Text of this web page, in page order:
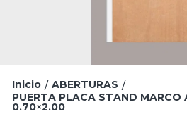
Inicio / ABERTURAS /
PUERTA PLACA STAND MARCO
0.70×2.00